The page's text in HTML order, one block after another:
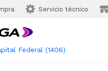
Servicio técnico
Federal (1406)